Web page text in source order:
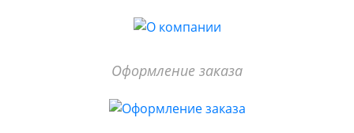
Оформление заказа